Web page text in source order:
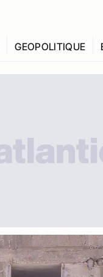
GEOPOLITIQUE